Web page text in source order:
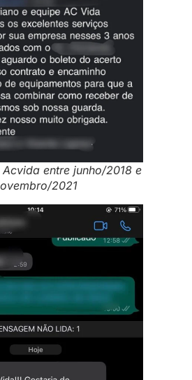
Acvida entre junho/2018 e
2021